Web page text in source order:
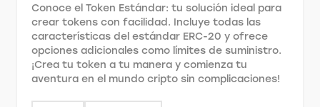
Conoce el Token Estándar: tu solución ideal para
crear tokens con facilidad. Incluye todas las
características del estándar ERC-20 y ofrece
opciones adicionales como límites de suministro.
¡Crea tu token a tu manera y comienza tu
aventura en el mundo cripto sin complicaciones!